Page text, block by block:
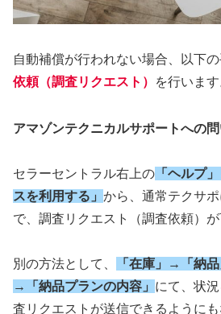
自動補償が行われない場合、以下
依頼（調査リクエスト）
を行います
アマゾンテクニカルサポートへの
セラーセントラル右上の 「ヘルプ
スを利用する」 から、通常テクサ
で、調査リクエスト（調査依頼）が
別の方法として、
「在庫」→「納
→「納品プランの内容」 にて、状
査リクエストが送信できるようにも